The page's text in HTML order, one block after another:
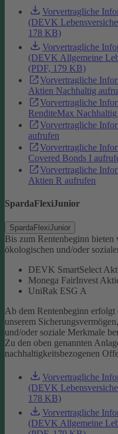
Vorvertragliche
(DEVK
178 KB)
Vorvertragliche
(DEVK Allgemeine
(PDF, 179 KB)
Vorvertragliche
Aktien Nachhaltig
Vorvertragliche
RenditeMax
Vorvertragliche
aufrufen
Vorvertragliche
Covered Bonds I
Vorvertragliche
Aktien R aufrufen
SpardaFlexiJunior
SpardaFlexiJunior
Bis zum Rentenbeginn
ökologischen und/oder
DEVK SmartSelect
Monega FairInvest
UniRak ESG A
Ab dem Rentenbeginn
unserem
und/oder soziale Merkmale
Zu den oben genannten
nachhaltigkeitsbezogenen
Vorvertragliche
(DEVK
178 KB)
Vorvertragliche
(DEVK Allgemeine